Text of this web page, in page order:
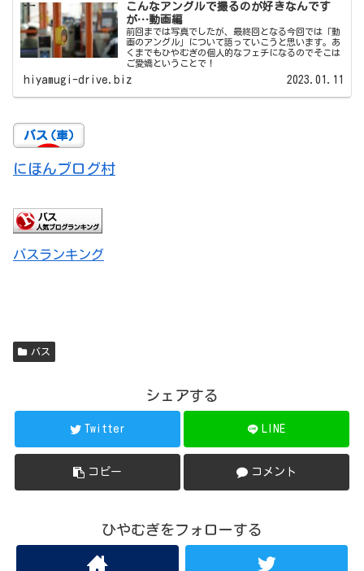
こんなアングルで撮るのが好きなんです
が…動画編
前回までは写真でしたが、最終回となる今回では「動
画のアングル」について語っていこうと思います。あ
くまでもひやむぎの個人的なフェチになるのでそこは
ご愛嬌ということで！
hiyamugi-drive.biz 2023.01.11
にほんブログ村
バスランキング
バス
シェアする
Twitter LINE
コピー コメント
ひやむぎをフォローする